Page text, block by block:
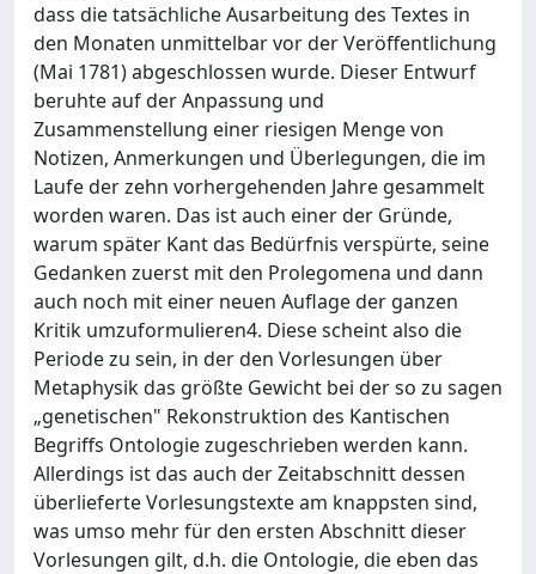
dass die tatsächliche Ausarbeitung des Textes in
den Monaten unmittelbar vor der Veröffentlichung
(Mai 1781) abgeschlossen wurde. Dieser Entwurf
beruhte auf der Anpassung und
Zusammenstellung einer riesigen Menge von
Notizen, Anmerkungen und Überlegungen, die im
Laufe der zehn vorhergehenden Jahre gesammelt
worden waren. Das ist auch einer der Gründe,
warum später Kant das Bedürfnis verspürte, seine
Gedanken zuerst mit den Prolegomena und dann
auch noch mit einer neuen Auflage der ganzen
Kritik umzuformulieren4. Diese scheint also die
Periode zu sein, in der den Vorlesungen über
Metaphysik das größte Gewicht bei der so zu sagen
„genetischen" Rekonstruktion des Kantischen
Begriffs Ontologie zugeschrieben werden kann.
Allerdings ist das auch der Zeitabschnitt dessen
überlieferte Vorlesungstexte am knappsten sind,
was umso mehr für den ersten Abschnitt dieser
Vorlesungen gilt, d.h. die Ontologie, die eben das